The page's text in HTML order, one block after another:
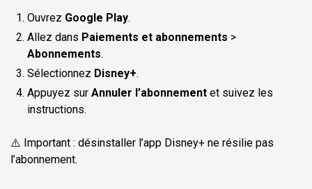
Ouvrez Google Play.
Allez dans Paiements et abonnements >
Abonnements.
Sélectionnez Disney+.
Appuyez sur Annuler l’abonnement et suivez les
instructions.
⚠️ Important : désinstaller l’app Disney+ ne résilie pas
l’abonnement.